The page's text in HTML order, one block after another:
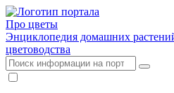
Про цветы
Энциклопедия домашних
цветоводства